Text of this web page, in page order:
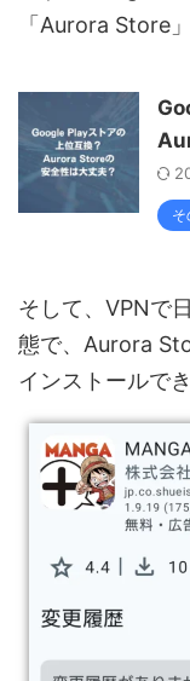
「Aurora Store
そ
そして、VPNで
態で、Aurora
インストールで